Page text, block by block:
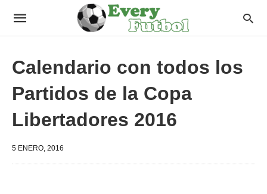
Calendario con todos los
Partidos de la Copa
Libertadores 2016
5 ENERO, 2016